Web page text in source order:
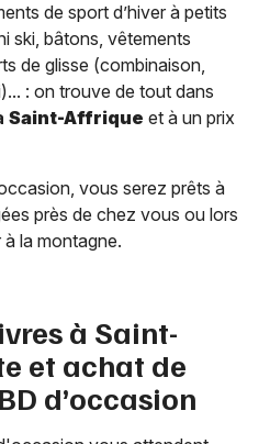
de sport d’hiver à petits
ski, bâtons, vêtements
de glisse (combinaison,
: on trouve de tout dans
Saint-Affrique et à un prix
vous serez prêts à
près de chez vous ou lors
la montagne.
à Saint-
et achat de
d’occasion